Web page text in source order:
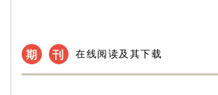
期 刊 在线阅读及其下载